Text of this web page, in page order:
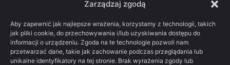
Zarządzaj zgodą
Aby zapewnić jak najlepsze wrażenia, korzystamy z technologii, takich
jak pliki cookie, do przechowywania i/lub uzyskiwania dostępu do
informacji o urządzeniu. Zgoda na te technologie pozwoli nam
przetwarzać dane, takie jak zachowanie podczas przeglądania lub
unikalne identyfikatory na tej stronie. Brak wyrażenia zgody lub
recenzja książki
Ród Smoka Silmarillion
SithFrog
Starcie Królów
Star Wars
Szalone Teorie